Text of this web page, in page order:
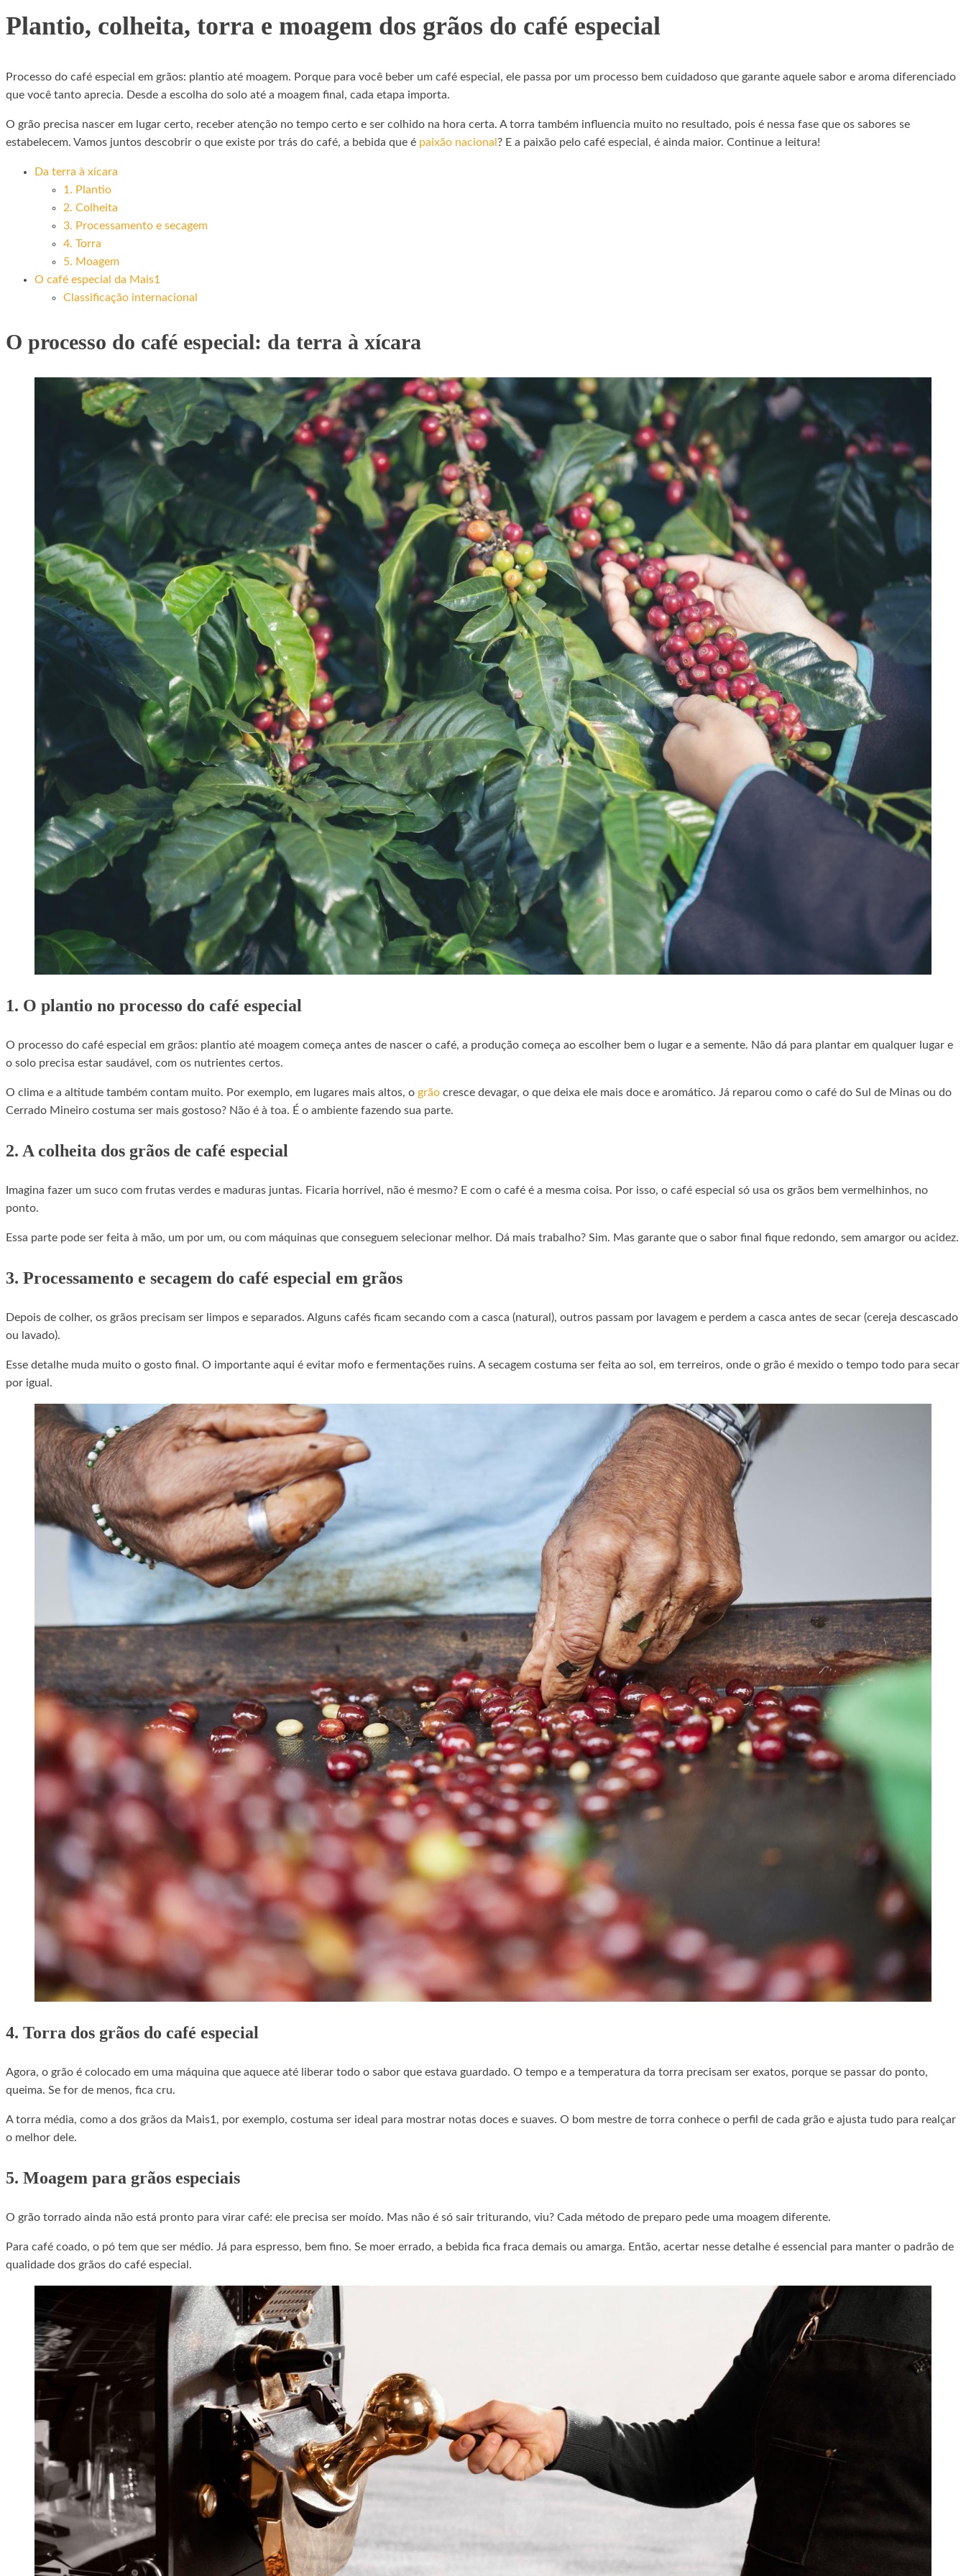
Plantio, colheita, torra e moagem dos grãos do café especial
Processo do café especial em grãos: plantio até moagem. Porque para você beber um café especial, ele passa por um processo bem cuidadoso que garante aquele sabor e aroma diferenciado
que você tanto aprecia. Desde a escolha do solo até a moagem final, cada etapa importa.
O grão precisa nascer em lugar certo, receber atenção no tempo certo e ser colhido na hora certa. A torra também influencia muito no resultado, pois é nessa fase que os sabores se
estabelecem. Vamos juntos descobrir o que existe por trás do café, a bebida que é paixão nacional ? E a paixão pelo café especial, é ainda maior. Continue a leitura!
Da terra à xícara
1. Plantio
2. Colheita
3. Processamento e secagem
4. Torra
5. Moagem
O café especial da Mais1
Classificação internacional
O processo do café especial: da terra à xícara
1. O plantio no processo do café especial
O processo do café especial em grãos: plantio até moagem começa antes de nascer o café, a produção começa ao escolher bem o lugar e a semente. Não dá para plantar em qualquer lugar e
o solo precisa estar saudável, com os nutrientes certos.
O clima e a altitude também contam muito. Por exemplo, em lugares mais altos, o grão cresce devagar, o que deixa ele mais doce e aromático. Já reparou como o café do Sul de Minas ou do
Cerrado Mineiro costuma ser mais gostoso? Não é à toa. É o ambiente fazendo sua parte.
2. A colheita dos grãos de café especial
Imagina fazer um suco com frutas verdes e maduras juntas. Ficaria horrível, não é mesmo? E com o café é a mesma coisa. Por isso, o café especial só usa os grãos bem vermelhinhos, no
ponto.
Essa parte pode ser feita à mão, um por um, ou com máquinas que conseguem selecionar melhor. Dá mais trabalho? Sim. Mas garante que o sabor final fique redondo, sem amargor ou acidez.
3. Processamento e secagem do café especial em grãos
Depois de colher, os grãos precisam ser limpos e separados. Alguns cafés ficam secando com a casca (natural), outros passam por lavagem e perdem a casca antes de secar (cereja descascado
ou lavado).
Esse detalhe muda muito o gosto final. O importante aqui é evitar mofo e fermentações ruins. A secagem costuma ser feita ao sol, em terreiros, onde o grão é mexido o tempo todo para secar
por igual.
4. Torra dos grãos do café especial
Agora, o grão é colocado em uma máquina que aquece até liberar todo o sabor que estava guardado. O tempo e a temperatura da torra precisam ser exatos, porque se passar do ponto,
queima. Se for de menos, fica cru.
A torra média, como a dos grãos da Mais1, por exemplo, costuma ser ideal para mostrar notas doces e suaves. O bom mestre de torra conhece o perfil de cada grão e ajusta tudo para realçar
o melhor dele.
5. Moagem para grãos especiais
O grão torrado ainda não está pronto para virar café: ele precisa ser moído. Mas não é só sair triturando, viu? Cada método de preparo pede uma moagem diferente.
Para café coado, o pó tem que ser médio. Já para espresso, bem fino. Se moer errado, a bebida fica fraca demais ou amarga. Então, acertar nesse detalhe é essencial para manter o padrão de
qualidade dos grãos do café especial.